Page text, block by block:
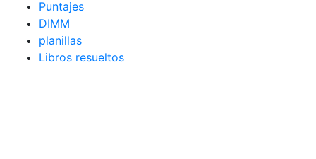
Puntajes
DIMM
planillas
Libros resueltos